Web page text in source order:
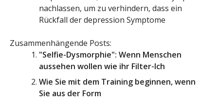
nachlassen, um zu verhindern, dass ein
Rückfall der depression Symptome
Zusammenhängende Posts:
"Selfie-Dysmorphie": Wenn Menschen
aussehen wollen wie ihr Filter-Ich
Wie Sie mit dem Training beginnen, wenn
Sie aus der Form